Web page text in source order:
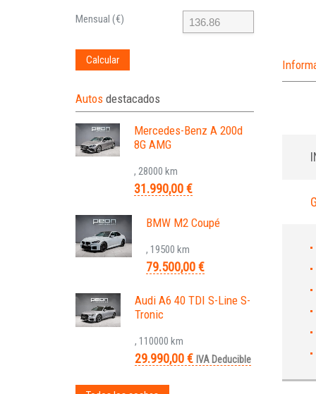
Mensual (€)
Calcular
Autos destacados
Mercedes-Benz A 200d
8G AMG
, 28000 km
31.990,00 €
BMW M2 Coupé
, 19500 km
79.500,00 €
Audi A6 40 TDI S-Line S-
Tronic
, 110000 km
29.990,00 €IVA Deducible